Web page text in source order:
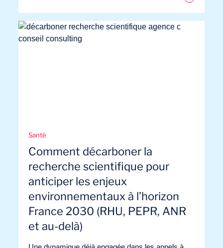
Envie d’embarquer ?
Santé
Comment décarboner la
recherche scientifique pour
anticiper les enjeux
environnementaux à l’horizon
France 2030 (RHU, PEPR, ANR
et au-delà)